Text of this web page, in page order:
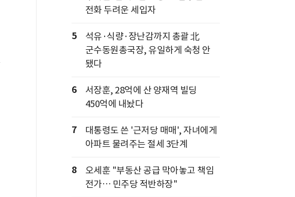
전화 두려운 세입자
5
석유·식량·장난감까지 총괄 北
군수동원총국장, 유일하게 숙청 안
됐다
6
서장훈, 28억에 산 양재역 빌딩
450억에 내놨다
7
대통령도 쓴 '근저당 매매', 자녀에게
아파트 물려주는 절세 3단계
8
오세훈 "부동산 공급 막아놓고 책임
전가… 민주당 적반하장"